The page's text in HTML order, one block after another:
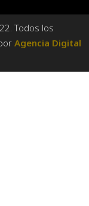
Todos los
Agencia Digital